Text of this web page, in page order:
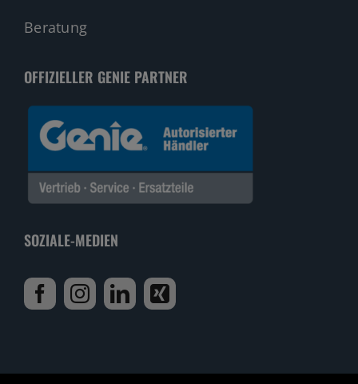
Beratung
OFFIZIELLER GENIE PARTNER
SOZIALE-MEDIEN